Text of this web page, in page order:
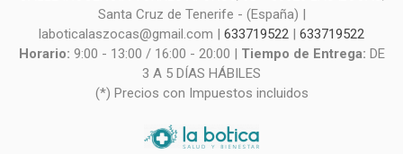
Santa Cruz de Tenerife - (España) |
laboticalaszocas@gmail.com | 633719522 | 633719522
Horario: 9:00 - 13:00 / 16:00 - 20:00 | Tiempo de Entrega: DE
3 A 5 DÍAS HÁBILES
(*) Precios con Impuestos incluidos